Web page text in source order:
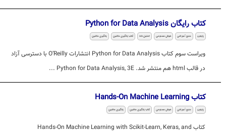
کتاب رایگان Python for Data Analysis
منبع آموزشی هوش مصنوعی تحلیل داده کتاب یادگیری ماشین یادگیری ماشین
ویراست سوم کتاب Python for Data Analysis انتشارات O’Reilly با دسترسی آزاد
در قالب html هم منتشر شد. Python for Data Analysis, 3E ...
کتاب Hands-On Machine Learning
منبع آموزشی هوش مصنوعی کتاب یادگیری ماشین یادگیری ماشین
کتاب Hands-On Machine Learning with Scikit-Learn, Keras, and